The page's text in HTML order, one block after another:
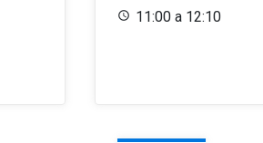
11:00 a 12:10